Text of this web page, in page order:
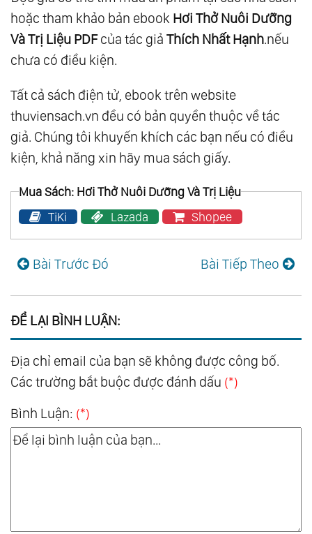
hoặc tham khảo bản ebook Hơi Thở Nuôi Dưỡng
Và Trị Liệu PDFcủa tác giả Thích Nhất Hạnh.nếu
chưa có điều kiện.
Tất cả sách điện tử, ebook trên website
thuviensach.vn đều có bản quyền thuộc về tác
giả. Chúng tôi khuyến khích các bạn nếu có điều
kiện, khả năng xin hãy mua sách giấy.
Mua Sách: Hơi Thở Nuôi Dưỡng Và Trị Liệu
TiKi
Lazada Shopee
Bài Trước Đó Bài Tiếp Theo
ĐỂ LẠI BÌNH LUẬN:
Địa chỉ email của bạn sẽ không được công bố.
Các trường bắt buộc được đánh dấu (*)
Bình Luận: (*)